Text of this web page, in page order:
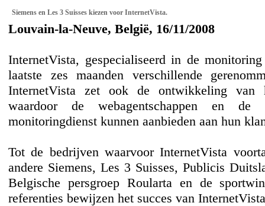
Siemens en Les 3 Suisses kiezen voor InternetVista.
Louvain-la-Neuve, België, 16/11/2008
InternetVista, gespecialiseerd in de
laatste zes maanden verschillende
InternetVista zet ook de ontwikkeling van
waardoor de webagentschappen en de
monitoringdienst kunnen aanbieden aan hun
Tot de bedrijven waarvoor InternetVista
andere Siemens, Les 3 Suisses, Publicis
Belgische persgroep Roularta en de
referenties bewijzen het succes van